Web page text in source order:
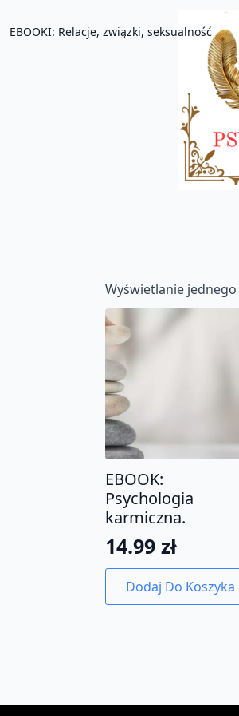
EBOOKI: Relacje, związki, seksualność
Wyświetlanie
EBOOK:
Psychologia
karmiczna.
14.99 zł
Dodaj Do Koszyka